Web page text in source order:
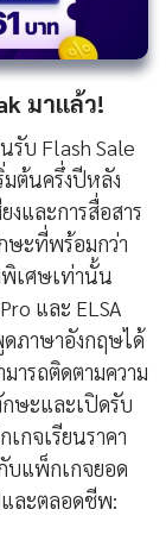
มาแล้ว!
รับ Flash Sale
ต้นครึ่งปีหลัง
งและการสื่อสาร
ษะที่พร้อมกว่า
พิเศษเท่านั้น
และ ELSA
ภาษาอังกฤษได้
ารถติดตามความ
กษะและเปิดรับ
กจเรียนราคา
บแพ็กเกจยอด
และตลอดชีพ: